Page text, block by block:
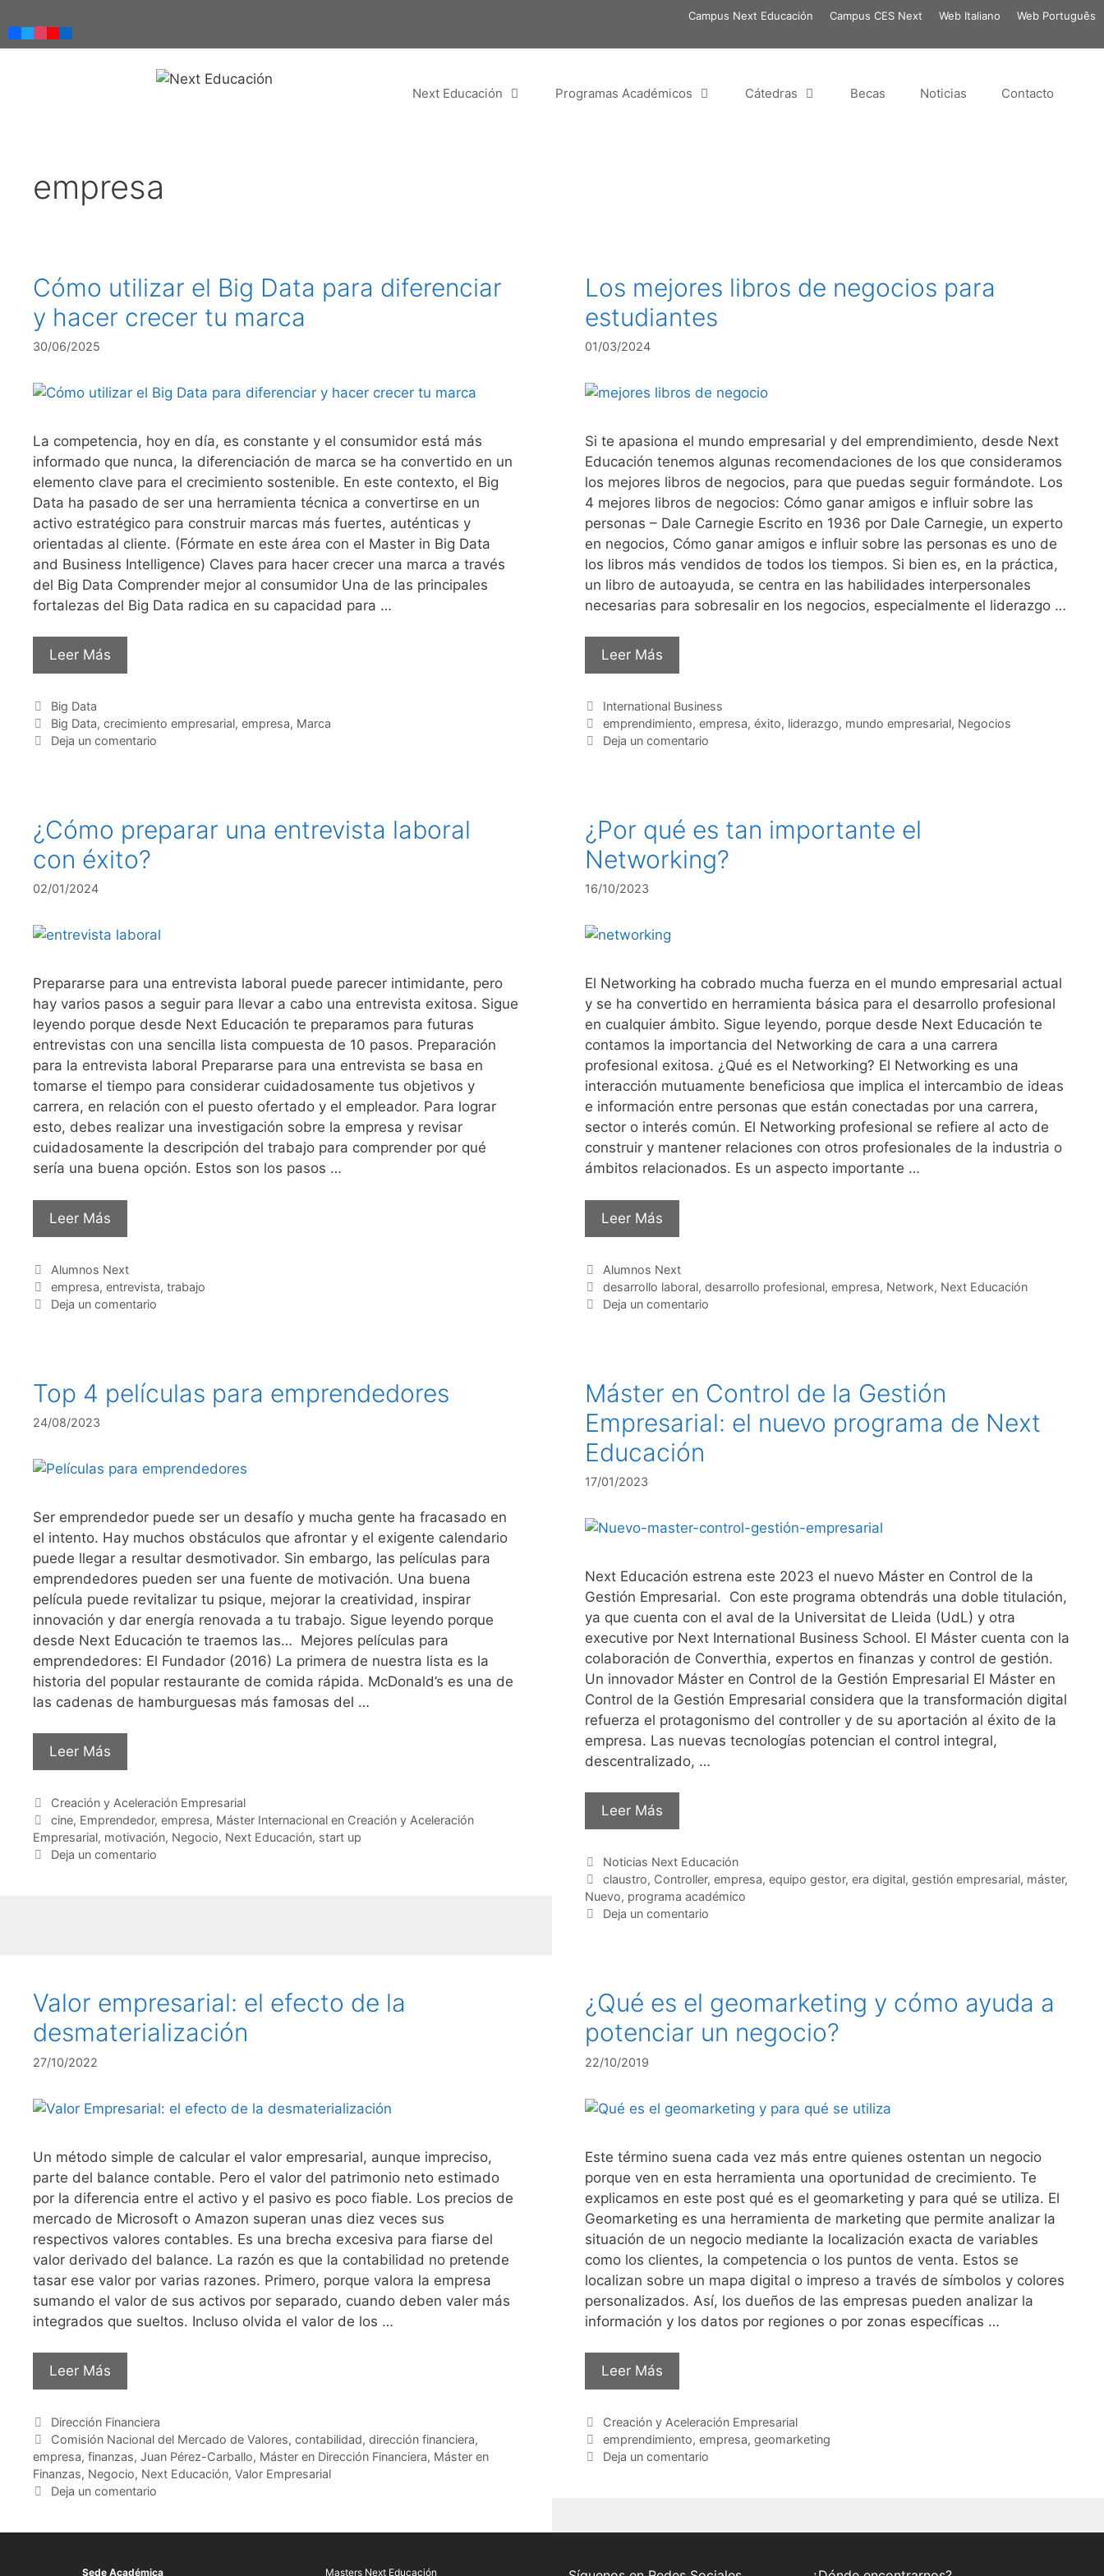
Campus Next Educación Campus CES Next Web Italiano Web Português
Next Educación Programas Académicos Cátedras Becas Noticias Contacto
empresa
Cómo utilizar el Big Data para diferenciar
y hacer crecer tu marca
30/06/2025
La competencia, hoy en día, es constante y el consumidor está más
informado que nunca, la diferenciación de marca se ha convertido en un
elemento clave para el crecimiento sostenible. En este contexto, el Big
Data ha pasado de ser una herramienta técnica a convertirse en un
activo estratégico para construir marcas más fuertes, auténticas y
orientadas al cliente. (Fórmate en este área con el Master in Big Data
and Business Intelligence) Claves para hacer crecer una marca a través
del Big Data Comprender mejor al consumidor Una de las principales
fortalezas del Big Data radica en su capacidad para …
Leer Más
Big Data
Big Data, crecimiento empresarial, empresa, Marca
Deja un comentario
Los mejores libros de negocios para
estudiantes
01/03/2024
Si te apasiona el mundo empresarial y del emprendimiento, desde Next
Educación tenemos algunas recomendaciones de los que consideramos
los mejores libros de negocios, para que puedas seguir formándote. Los
4 mejores libros de negocios: Cómo ganar amigos e influir sobre las
personas – Dale Carnegie Escrito en 1936 por Dale Carnegie, un experto
en negocios, Cómo ganar amigos e influir sobre las personas es uno de
los libros más vendidos de todos los tiempos. Si bien es, en la práctica,
un libro de autoayuda, se centra en las habilidades interpersonales
necesarias para sobresalir en los negocios, especialmente el liderazgo …
Leer Más
International Business
emprendimiento, empresa, éxito, liderazgo, mundo empresarial, Negocios
Deja un comentario
¿Cómo preparar una entrevista laboral
con éxito?
02/01/2024
Prepararse para una entrevista laboral puede parecer intimidante, pero
hay varios pasos a seguir para llevar a cabo una entrevista exitosa. Sigue
leyendo porque desde Next Educación te preparamos para futuras
entrevistas con una sencilla lista compuesta de 10 pasos. Preparación
para la entrevista laboral Prepararse para una entrevista se basa en
tomarse el tiempo para considerar cuidadosamente tus objetivos y
carrera, en relación con el puesto ofertado y el empleador. Para lograr
esto, debes realizar una investigación sobre la empresa y revisar
cuidadosamente la descripción del trabajo para comprender por qué
sería una buena opción. Estos son los pasos …
Leer Más
Alumnos Next
empresa, entrevista, trabajo
Deja un comentario
¿Por qué es tan importante el
Networking?
16/10/2023
El Networking ha cobrado mucha fuerza en el mundo empresarial actual
y se ha convertido en herramienta básica para el desarrollo profesional
en cualquier ámbito. Sigue leyendo, porque desde Next Educación te
contamos la importancia del Networking de cara a una carrera
profesional exitosa. ¿Qué es el Networking? El Networking es una
interacción mutuamente beneficiosa que implica el intercambio de ideas
e información entre personas que están conectadas por una carrera,
sector o interés común. El Networking profesional se refiere al acto de
construir y mantener relaciones con otros profesionales de la industria o
ámbitos relacionados. Es un aspecto importante …
Leer Más
Alumnos Next
desarrollo laboral, desarrollo profesional, empresa, Network, Next Educación
Deja un comentario
Top 4 películas para emprendedores
24/08/2023
Ser emprendedor puede ser un desafío y mucha gente ha fracasado en
el intento. Hay muchos obstáculos que afrontar y el exigente calendario
puede llegar a resultar desmotivador. Sin embargo, las películas para
emprendedores pueden ser una fuente de motivación. Una buena
película puede revitalizar tu psique, mejorar la creatividad, inspirar
innovación y dar energía renovada a tu trabajo. Sigue leyendo porque
desde Next Educación te traemos las… Mejores películas para
emprendedores: El Fundador (2016) La primera de nuestra lista es la
historia del popular restaurante de comida rápida. McDonald’s es una de
las cadenas de hamburguesas más famosas del …
Leer Más
Creación y Aceleración Empresarial
cine, Emprendedor, empresa, Máster Internacional en Creación y Aceleración
Empresarial, motivación, Negocio, Next Educación, start up
Deja un comentario
Máster en Control de la Gestión
Empresarial: el nuevo programa de Next
Educación
17/01/2023
Next Educación estrena este 2023 el nuevo Máster en Control de la
Gestión Empresarial. Con este programa obtendrás una doble titulación,
ya que cuenta con el aval de la Universitat de Lleida (UdL) y otra
executive por Next International Business School. El Máster cuenta con la
colaboración de Converthia, expertos en finanzas y control de gestión.
Un innovador Máster en Control de la Gestión Empresarial El Máster en
Control de la Gestión Empresarial considera que la transformación digital
refuerza el protagonismo del controller y de su aportación al éxito de la
empresa. Las nuevas tecnologías potencian el control integral,
descentralizado, …
Leer Más
Noticias Next Educación
claustro, Controller, empresa, equipo gestor, era digital, gestión empresarial, máster,
Nuevo, programa académico
Deja un comentario
Valor empresarial: el efecto de la
desmaterialización
27/10/2022
Un método simple de calcular el valor empresarial, aunque impreciso,
parte del balance contable. Pero el valor del patrimonio neto estimado
por la diferencia entre el activo y el pasivo es poco fiable. Los precios de
mercado de Microsoft o Amazon superan unas diez veces sus
respectivos valores contables. Es una brecha excesiva para fiarse del
valor derivado del balance. La razón es que la contabilidad no pretende
tasar ese valor por varias razones. Primero, porque valora la empresa
sumando el valor de sus activos por separado, cuando deben valer más
integrados que sueltos. Incluso olvida el valor de los …
Leer Más
Dirección Financiera
Comisión Nacional del Mercado de Valores, contabilidad, dirección financiera,
empresa, finanzas, Juan Pérez-Carballo, Máster en Dirección Financiera, Máster en
Finanzas, Negocio, Next Educación, Valor Empresarial
Deja un comentario
¿Qué es el geomarketing y cómo ayuda a
potenciar un negocio?
22/10/2019
Este término suena cada vez más entre quienes ostentan un negocio
porque ven en esta herramienta una oportunidad de crecimiento. Te
explicamos en este post qué es el geomarketing y para qué se utiliza. El
Geomarketing es una herramienta de marketing que permite analizar la
situación de un negocio mediante la localización exacta de variables
como los clientes, la competencia o los puntos de venta. Estos se
localizan sobre un mapa digital o impreso a través de símbolos y colores
personalizados. Así, los dueños de las empresas pueden analizar la
información y los datos por regiones o por zonas específicas …
Leer Más
Creación y Aceleración Empresarial
emprendimiento, empresa, geomarketing
Deja un comentario
Sede Académica Masters Next Educación